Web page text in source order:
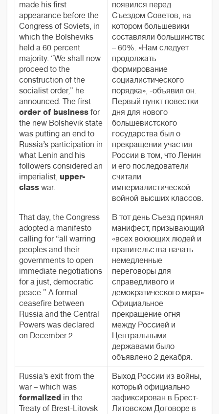
made his first
appearance before the
Congress of Soviets, in
which the Bolsheviks
held a 60 percent
majority. “We shall now
proceed to the
construction of the
socialist order,” he
announced. The first
order of business for
the new Bolshevik state
was putting an end to
Russia’s participation in
what Lenin and his
followers considered an
imperialist, upper-
class war.
появился перед
Съездом Советов, на
котором большевики
составляли большинство
– 60%. «Нам следует
продолжать
формирование
социалистического
порядка», -объявил он.
Первый пункт повестки
дня для нового
большевистского
государства был о
прекращении участия
России в том, что Ленин
и его последователи
считали
империалистической
войной высших классов.
That day, the Congress
adopted a manifesto
calling for “all warring
peoples and their
governments to open
immediate negotiations
for a just, democratic
peace.” A formal
ceasefire between
Russia and the Central
Powers was declared
on December 2.
В тот день Съезд принял
манифест, призывающий
«всех воюющих людей и
правительства начать
немедленные
переговоры для
справедливого и
демократического мира».
Официальное
прекращение огня
между Россией и
Центральными
державами было
объявлено 2 декабря.
Russia’s exit from the
war – which was
formalized in the
Treaty of Brest-Litovsk
Выход России из войны,
который официально
зафиксирован в Брест-
Литовском Договоре в